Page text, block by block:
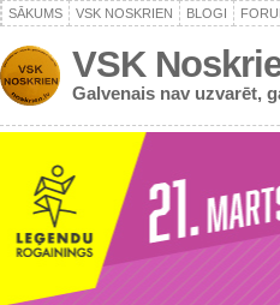
SĀKUMS VSK NOSKRIEN BLOGI
VSK
Galvenais nav uzvarēt,